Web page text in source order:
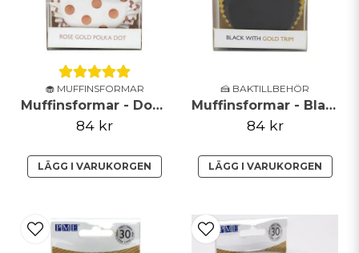
🧁 MUFFINSFORMAR
Muffinsformar - Dot - Roséguld
84 kr
LÄGG I VARUKORGEN
🍰 BAKTILLBEHÖR
Muffinsformar - Black & Gold
84 kr
LÄGG I VARUKORGEN